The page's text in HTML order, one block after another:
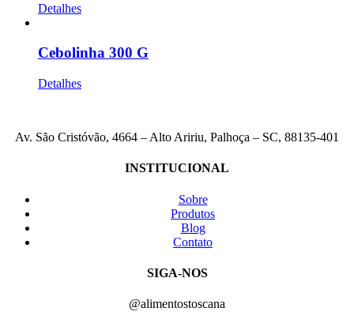
Detalhes
Cebolinha 300 G
Detalhes
Av. São Cristóvão, 4664 – Alto Aririu, Palhoça – SC, 88135-401
INSTITUCIONAL
Sobre
Produtos
Blog
Contato
SIGA-NOS
@alimentostoscana